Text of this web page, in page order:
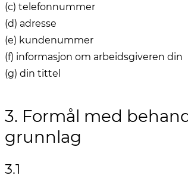
(c) telefonnummer
(d) adresse
(e) kundenummer
(f) informasjon om arbeidsgiveren din
(g) din tittel
3. Formål med
grunnlag
3.1